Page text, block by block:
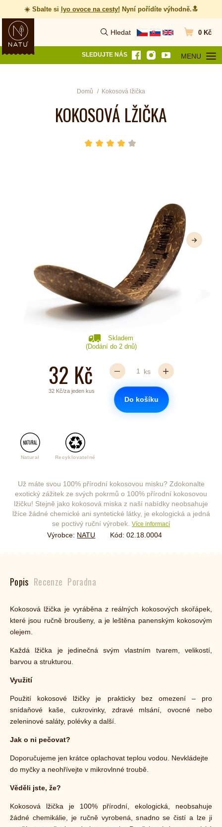
☀️ Sbalte si lyo ovoce na cesty! Nyní pořídíte výhodně.🔝
Hledat
Vyhledat Přejít do
0 Kč
SLEDUJTE NÁS MENU
OTEVŘÍT
Domů Kokosová lžička
KOKOSOVÁ LŽIČKA
hvězda 1
hvězda 2
hvězda 3hvězda 4
Další
Skladem
(Dodání do 2 dnů)
32 Kč
32 Kč/za jeden kus
ks
Do košíku
Natural Recyklovatelné
Už máte svou 100% přírodní kokosovou misku? Zdokonalte
exotický zážitek ze svých pokrmů o 100% přírodní kokosovou
lžičku! Stejně jako kokosová miska z naší nabídky neobsahuje
lžíce žádné chemické ani syntetické látky, je ekologická a jedná
se poctivý ruční výrobek. Více informací
Výrobce: NATU Kód: 02.18.0004
Popis Recenze Poradna
Kokosová lžička je vyráběna z reálných kokosových skořápek,
které jsou ručně broušeny, a je leštěna panenským kokosovým
olejem.
Každá lžička je jedinečná svým vlastním tvarem, velikostí,
barvou a strukturou.
Využití
Použití kokosové lžičky je prakticky bez omezení – pro
snídaňové kaše, cukrovinky, zdravé mlsání, ovocné nebo
zeleninové saláty, polévky a další.
Jak o ni pečovat?
Doporučujeme jen krátce oplachovat teplou vodou. Nevkládejte
do myčky a neohřívejte v mikrovlnné troubě.
Věděli jste, že?
Kokosová lžička je 100% přírodní, ekologická, neobsahuje
žádné chemikálie, je ručně vyrobená, snadno se čistí a lze ji